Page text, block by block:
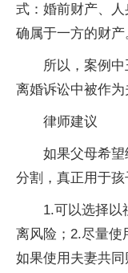
式：婚前财产、
确属于一方的财产
所以，案例
离婚诉讼中被作为
律师建议
如果父母希
分割，真正用于孩
1.可以选择以
离风险；2.尽量使
如果使用夫妻共